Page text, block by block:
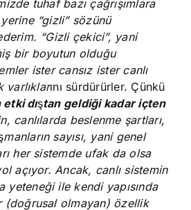
tuhaf bazı çağrışımlara
“gizli” sözünü
“Gizli çekici”, yani
bir boyutun olduğu
ister cansız ister canlı
varlıklarını sürdürürler. Çünkü
dıştan geldiği kadar içten
canlılarda beslenme şartları,
manların sayısı, yani genel
her sistemde ufak da olsa
açıyor. Ancak, canlı sistemin
yeteneği ile kendi yapısında
(doğrusal olmayan) özellik